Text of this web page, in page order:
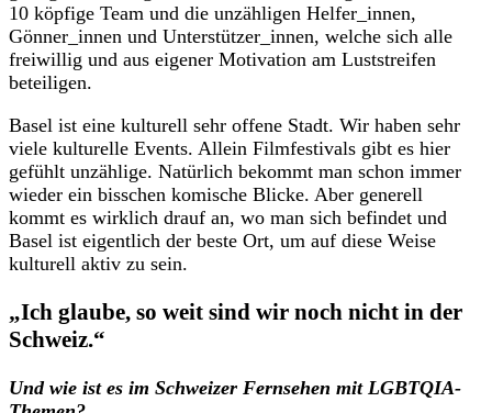
10 köpfige Team und die unzähligen Helfer_innen,
Gönner_innen und Unterstützer_innen, welche sich alle
freiwillig und aus eigener Motivation am Luststreifen
beteiligen.
Basel ist eine kulturell sehr offene Stadt. Wir haben sehr
viele kulturelle Events. Allein Filmfestivals gibt es hier
gefühlt unzählige. Natürlich bekommt man schon immer
wieder ein bisschen komische Blicke. Aber generell
kommt es wirklich drauf an, wo man sich befindet und
Basel ist eigentlich der beste Ort, um auf diese Weise
kulturell aktiv zu sein.
„Ich glaube, so weit sind wir noch nicht in der
Schweiz.“
Und wie ist es im Schweizer Fernsehen mit LGBTQIA-